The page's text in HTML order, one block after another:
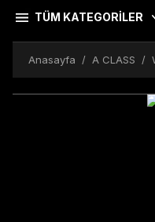
TÜM KATEGORİLER
Anasayfa A CLASS